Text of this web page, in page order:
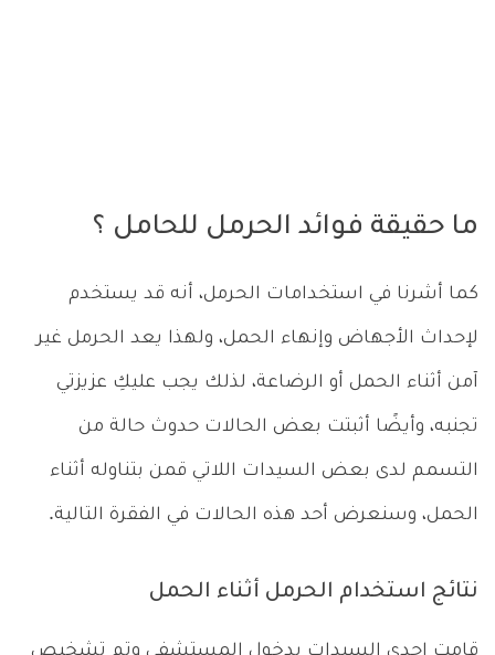
ما حقيقة فوائد الحرمل للحامل ؟
كما أشرنا في استخدامات الحرمل، أنه قد يستخدم
لإحداث الأجهاض وإنهاء الحمل، ولهذا يعد الحرمل غير
آمن أثناء الحمل أو الرضاعة، لذلك يجب عليكِ عزيزتي
تجنبه، وأيضًا أثبتت بعض الحالات حدوث حالة من
التسمم لدى بعض السيدات اللاتي قمن بتناوله أثناء
الحمل، وسنعرض أحد هذه الحالات في الفقرة التالية.
نتائج استخدام الحرمل أثناء الحمل